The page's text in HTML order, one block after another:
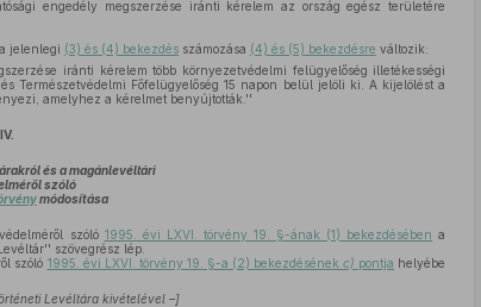
engedély megszerzése iránti kérelem az ország egész területére
jelenlegi (3) és (4) bekezdésszámozása (4) és (5) bekezdésre változik:
iránti kérelem több környezetvédelmi felügyelőség illetékességi
Természetvédelmi Főfelügyelőség 15 napon belül jelöli ki. A kijelölést a
amelyhez a kérelmet benyújtották.''
IV.
és a magánlevéltári
szóló
módosítása
szóló 1995. évi LXVI. törvény 19. §-ának (1) bekezdésében a
szövegrész lép.
szóló 1995. évi LXVI. törvény 19. §-a (2) bekezdésénekc) pontja helyébe
Levéltára kivételével –]